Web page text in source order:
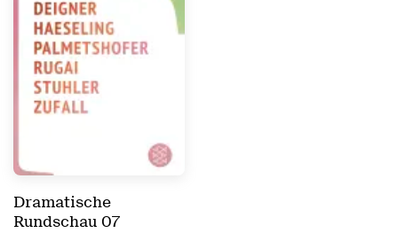
Dramatische
Rundschau 07